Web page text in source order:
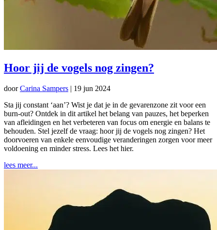
Hoor jij de vogels nog zingen?
doorCarina Sampers | 19 jun 2024
Sta jij constant ‘aan’? Wist je dat je in de gevarenzone zit voor een
burn-out? Ontdek in dit artikel het belang van pauzes, het beperken
van afleidingen en het verbeteren van focus om energie en balans te
behouden. Stel jezelf de vraag: hoor jij de vogels nog zingen? Het
doorvoeren van enkele eenvoudige veranderingen zorgen voor meer
voldoening en minder stress. Lees het hier.
lees meer...